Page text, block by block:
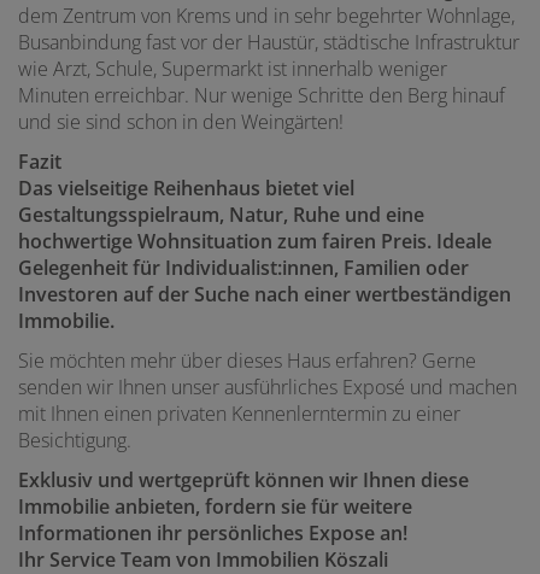
dem Zentrum von Krems und in sehr begehrter Wohnlage,
Busanbindung fast vor der Haustür, städtische Infrastruktur
wie Arzt, Schule, Supermarkt ist innerhalb weniger
Minuten erreichbar. Nur wenige Schritte den Berg hinauf
und sie sind schon in den Weingärten!
Fazit
Das vielseitige Reihenhaus bietet viel
Gestaltungsspielraum, Natur, Ruhe und eine
hochwertige Wohnsituation zum fairen Preis. Ideale
Gelegenheit für Individualist:innen, Familien oder
Investoren auf der Suche nach einer wertbeständigen
Immobilie.
Sie möchten mehr über dieses Haus erfahren? Gerne
senden wir Ihnen unser ausführliches Exposé und machen
mit Ihnen einen privaten Kennenlerntermin zu einer
Besichtigung.
Exklusiv und wertgeprüft können wir Ihnen diese
Immobilie anbieten, fordern sie für weitere
Informationen ihr persönliches Expose an!
Ihr Service Team von Immobilien Köszali